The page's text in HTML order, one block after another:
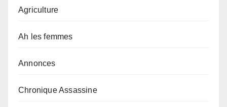
Agriculture
Ah les femmes
Annonces
Chronique Assassine